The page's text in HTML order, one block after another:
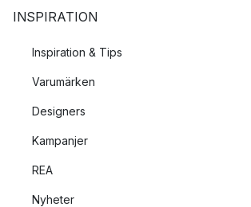
INSPIRATION
Inspiration & Tips
Varumärken
Designers
Kampanjer
REA
Nyheter